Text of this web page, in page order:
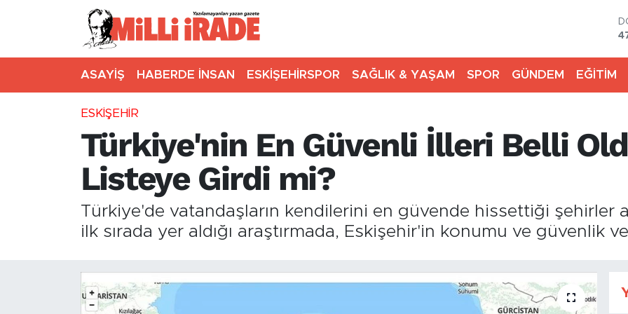
ASAYİŞ HABERDE İNSAN ESKİŞEHİRSPOR SAĞLIK & YAŞAM SPOR GÜNDEM EĞİTİM
ESKİŞEHİR
Türkiye'nin En Güvenli İlleri Belli
Listeye Girdi mi?
Türkiye'de vatandaşların kendilerini en güvende hissettiği şehirler
ilk sırada yer aldığı araştırmada, Eskişehir'in konumu ve güvenlik